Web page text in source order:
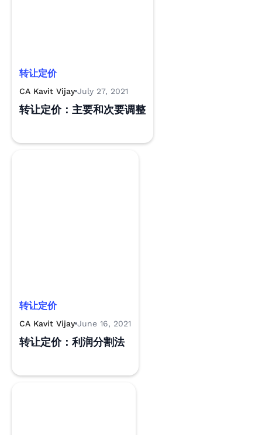
转让定价
CA Kavit Vijay July 27, 2021
转让定价：主要和次要调整
转让定价
CA Kavit Vijay June 16, 2021
转让定价：利润分割法